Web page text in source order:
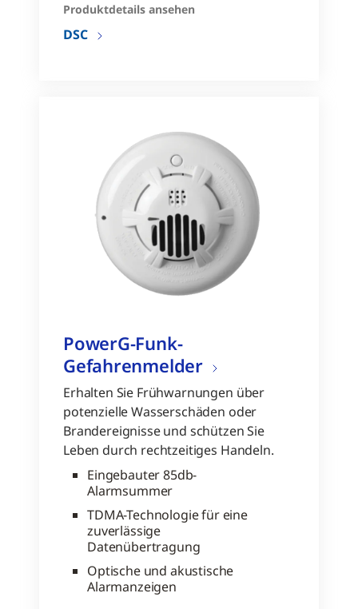
Produktdetails ansehen
DSC
PowerG-Funk-
Gefahrenmelder
Erhalten Sie Frühwarnungen über
potenzielle Wasserschäden oder
Brandereignisse und schützen Sie
Leben durch rechtzeitiges Handeln.
Eingebauter 85db-
Alarmsummer
TDMA-Technologie für eine
zuverlässige
Datenübertragung
Optische und akustische
Alarmanzeigen